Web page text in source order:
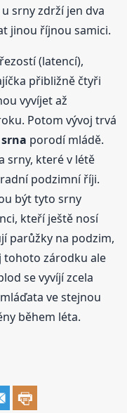
srny zdrží jen dva
jinou říjnou samici.
(latencí),
přibližně čtyři
vyvíjet až
Potom vývoj trvá
srna porodí mládě.
srny, které v létě
podzimní říji.
být tyto srny
kteří ještě nosí
parůžky na podzim,
tohoto zárodku ale
se vyvíjí zcela
ve stejnou
během léta.